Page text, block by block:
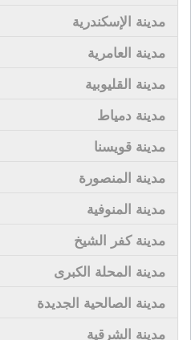
مدينة الإسكندرية
مدينة العامرية
مدينة القليوبية
مدينة دمياط
مدينة قويسنا
مدينة المنصورة
مدينة المنوفية
مدينة كفر الشيخ
مدينة المحلة الكبرى
مدينة الصالحية الجديدة
مدينة الشرقية